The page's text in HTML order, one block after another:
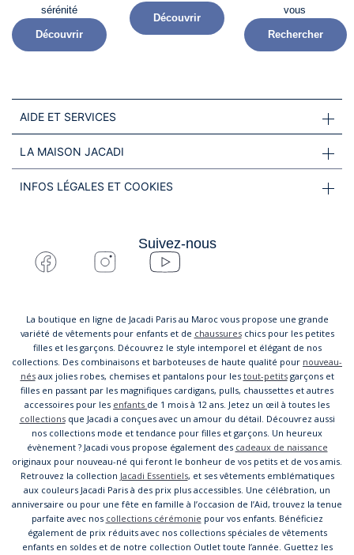
sérénité​
Découvrir
Découvrir
vous
Rechercher
AIDE ET SERVICES
LA MAISON JACADI
INFOS LÉGALES ET COOKIES
Suivez-nous
La boutique en ligne de Jacadi Paris au Maroc vous propose une grande
variété de vêtements pour enfants et de chaussureschics pour les petites
filles et les garçons. Découvrez le style intemporel et élégant de nos
collections. Des combinaisons et barboteuses de haute qualité pour nouveau-
nésaux jolies robes, chemises et pantalons pour les tout-petitsgarçons et
filles en passant par les magnifiques cardigans, pulls, chaussettes et autres
accessoires pour les enfants de 1 mois à 12 ans. Jetez un œil à toutes les
collectionsque Jacadi a conçues avec un amour du détail. Découvrez aussi
nos collections mode et tendance pour filles et garçons. Un heureux
évènement ? Jacadi vous propose également des cadeaux de naissance
originaux pour nouveau-né qui feront le bonheur de vos petits et de vos amis.
Retrouvez la collection Jacadi Essentiels, et ses vêtements emblématiques
aux couleurs Jacadi Paris à des prix plus accessibles. Une célébration, un
anniversaire ou pour une fête en famille à l’occasion de l’Aid, trouvez la tenue
parfaite avec nos collections cérémonie pour vos enfants. Bénéficiez
également de prix réduits avec nos collections spéciales de vêtements
enfants en soldes et de notre collection Outlet toute l’année. Guettez les